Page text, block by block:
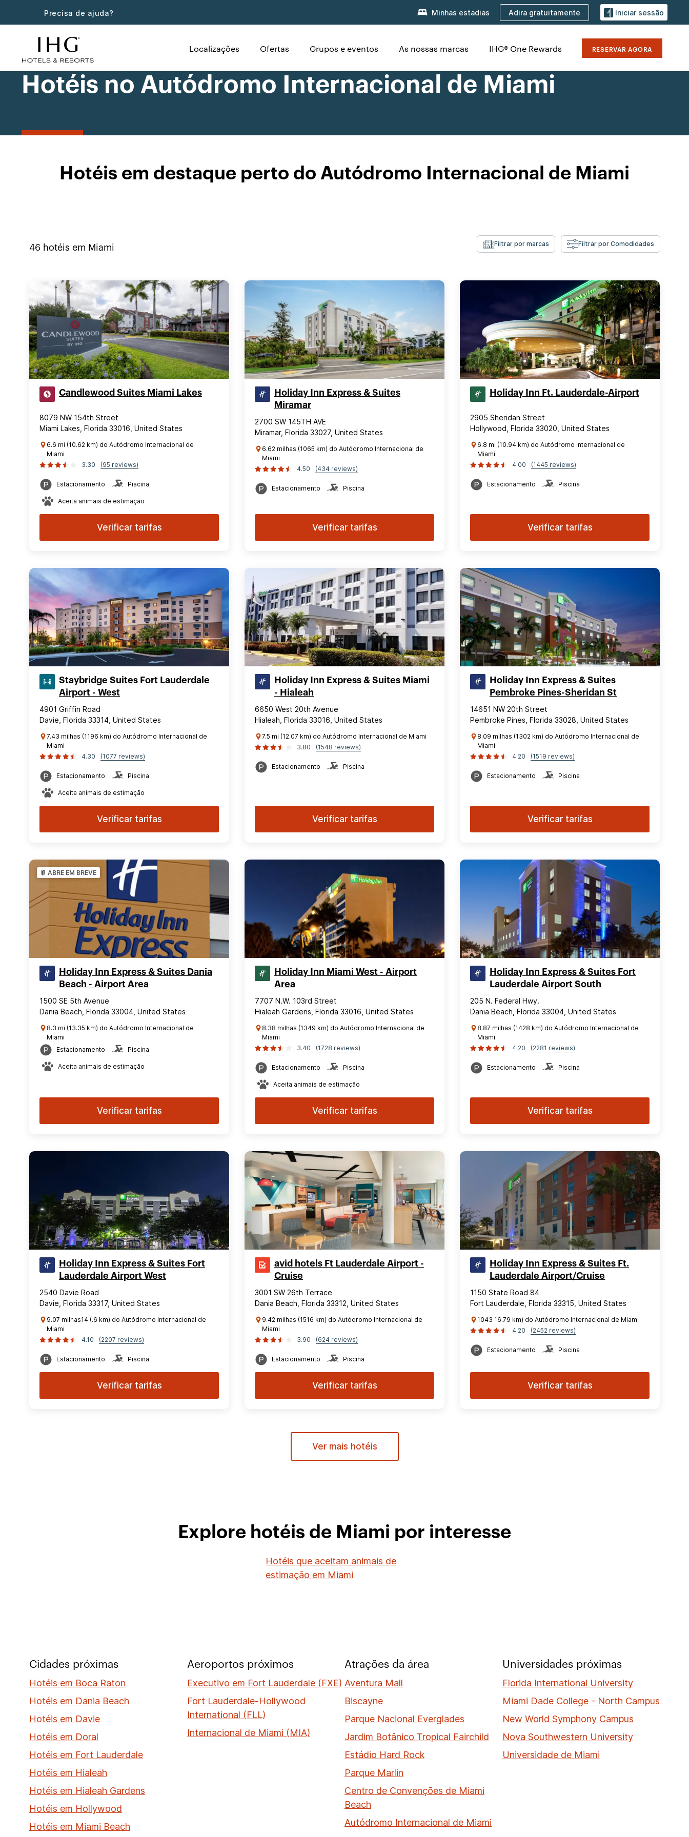
Precisa de ajuda? Minhas estadias Adira gratuitamente Iniciar sessão
Localizações Ofertas Grupos e eventos As nossas marcas IHG® One Rewards RESERVAR AGORA
Hotéis no Autódromo Internacional de Miami
Hotéis em destaque perto do Autódromo Internacional de Miami
46 hotéis em Miami Filtrar por marcas Filtrar por Comodidades
Candlewood Suites Miami Lakes
8079 NW 154th Street
Miami Lakes, Florida 33016, United States
6.6 mi (10.62 km) do Autódromo Internacional de
Miami
3.30
(95 reviews)
Estacionamento Piscina
Aceita animais de estimação
Verificar tarifas
Holiday Inn Express & Suites
Miramar
2700 SW 145TH AVE
Miramar, Florida 33027, United States
6.62 milhas (1065 km) do Autódromo Internacional de
Miami
4.50
(434 reviews)
Estacionamento Piscina
Verificar tarifas
Holiday Inn Ft. Lauderdale-Airport
2905 Sheridan Street
Hollywood, Florida 33020, United States
6.8 mi (10.94 km) do Autódromo Internacional de
Miami
4.00
(1445 reviews)
Estacionamento Piscina
Verificar tarifas
Staybridge Suites Fort Lauderdale
Airport - West
4901 Griffin Road
Davie, Florida 33314, United States
7.43 milhas (1196 km) do Autódromo Internacional de
Miami
4.30
(1077 reviews)
Estacionamento Piscina
Aceita animais de estimação
Verificar tarifas
Holiday Inn Express & Suites Miami
- Hialeah
6650 West 20th Avenue
Hialeah, Florida 33016, United States
7.5 mi (12.07 km) do Autódromo Internacional de Miami
3.80
(1548 reviews)
Estacionamento Piscina
Verificar tarifas
Holiday Inn Express & Suites
Pembroke Pines-Sheridan St
14651 NW 20th Street
Pembroke Pines, Florida 33028, United States
8.09 milhas (1302 km) do Autódromo Internacional de
Miami
4.20
(1519 reviews)
Estacionamento Piscina
Verificar tarifas
ABRE EM BREVE
Holiday Inn Express & Suites Dania
Beach - Airport Area
1500 SE 5th Avenue
Dania Beach, Florida 33004, United States
8.3 mi (13.35 km) do Autódromo Internacional de
Miami
Estacionamento
Piscina
Aceita animais de estimação
Verificar tarifas
Holiday Inn Miami West - Airport
Area
7707 N.W. 103rd Street
Hialeah Gardens, Florida 33016, United States
8.38 milhas (1349 km) do Autódromo Internacional de
Miami
3.40
(1728 reviews)
Estacionamento Piscina
Aceita animais de estimação
Verificar tarifas
Holiday Inn Express & Suites Fort
Lauderdale Airport South
205 N. Federal Hwy.
Dania Beach, Florida 33004, United States
8.87 milhas (1428 km) do Autódromo Internacional de
Miami
4.20
(2281 reviews)
Estacionamento Piscina
Verificar tarifas
Holiday Inn Express & Suites Fort
Lauderdale Airport West
2540 Davie Road
Davie, Florida 33317, United States
9.07 milhas14 (.6 km) do Autódromo Internacional de
Miami
4.10
(2207 reviews)
Estacionamento Piscina
Verificar tarifas
avid hotels Ft Lauderdale Airport -
Cruise
3001 SW 26th Terrace
Dania Beach, Florida 33312, United States
9.42 milhas (1516 km) do Autódromo Internacional de
Miami
3.90
(624 reviews)
Estacionamento Piscina
Verificar tarifas
Holiday Inn Express & Suites Ft.
Lauderdale Airport/Cruise
1150 State Road 84
Fort Lauderdale, Florida 33315, United States
1043 16.79 km) do Autódromo Internacional de Miami
4.20
(2452 reviews)
Estacionamento Piscina
Verificar tarifas
Ver mais hotéis
Explore hotéis de Miami por interesse
Hotéis que aceitam animais de
estimação em Miami
Cidades próximas
Hotéis em Boca Raton
Hotéis em Dania Beach
Hotéis em Davie
Hotéis em Doral
Hotéis em Fort Lauderdale
Hotéis em Hialeah
Hotéis em Hialeah Gardens
Hotéis em Hollywood
Hotéis em Miami Beach
Aeroportos próximos
Executivo em Fort Lauderdale (FXE)
Fort Lauderdale-Hollywood
International (FLL)
Internacional de Miami (MIA)
Atrações da área
Aventura Mall
Biscayne
Parque Nacional Everglades
Jardim Botânico Tropical Fairchild
Estádio Hard Rock
Parque Marlin
Centro de Convenções de Miami
Beach
Autódromo Internacional de Miami
Universidades próximas
Florida International University
Miami Dade College - North Campus
New World Symphony Campus
Nova Southwestern University
Universidade de Miami